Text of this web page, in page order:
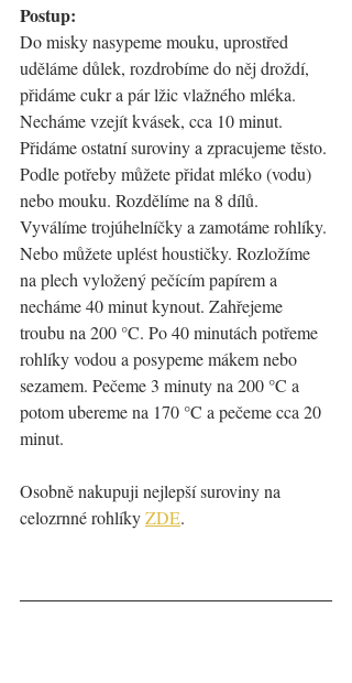
Postup:
Do misky nasypeme mouku, uprostřed
uděláme důlek, rozdrobíme do něj droždí,
přidáme cukr a pár lžic vlažného mléka.
Necháme vzejít kvásek, cca 10 minut.
Přidáme ostatní suroviny a zpracujeme těsto.
Podle potřeby můžete přidat mléko (vodu)
nebo mouku. Rozdělíme na 8 dílů.
Vyválíme trojúhelníčky a zamotáme rohlíky.
Nebo můžete uplést houstičky. Rozložíme
na plech vyložený pečícím papírem a
necháme 40 minut kynout. Zahřejeme
troubu na 200 °C. Po 40 minutách potřeme
rohlíky vodou a posypeme mákem nebo
sezamem. Pečeme 3 minuty na 200 °C a
potom ubereme na 170 °C a pečeme cca 20
minut.
Osobně nakupuji nejlepší suroviny na
celozrnné rohlíky ZDE.